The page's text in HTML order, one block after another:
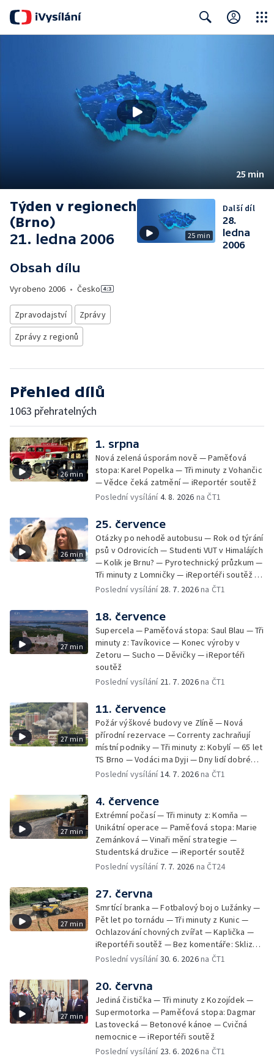
25 min
Týden v regionech
(Brno)
21. ledna 2006
Obsah dílu
Vyrobeno 2006 • Česko
Zpravodajství
Zprávy
Zprávy z regionů
25 min
Další díl
28.
ledna
2006
Přehled dílů
1063 přehratelných
26 min
1. srpna
Nová zelená úsporám nově — Paměťová
stopa: Karel Popelka — Tři minuty z Vohančic
— Vědce čeká zatmění — iReportér soutěž
Poslední vysílání4. 8. 2026 na ČT1
26 min
25. července
Otázky po nehodě autobusu — Rok od týrání
psů v Odrovicích — Studenti VUT v Himalájích
— Kolik je Brnu? — Pyrotechnický průzkum —
Tři minuty z Lomničky — iReportéři soutěž —
Bez komentáře: Kontroly na NOvých Mlýnech
Poslední vysílání 28. 7. 2026na ČT1
27 min
18. července
Supercela — Paměťová stopa: Saul Blau — Tři
minuty z: Tavíkovice — Konec výroby v
Zetoru — Sucho — Děvičky — iReportéři
soutěž
Poslední vysílání 21. 7. 2026na ČT1
27 min
11. července
Požár výškové budovy ve Zlíně — Nová
přírodní rezervace — Correnty zachraňují
místní podniky — Tři minuty z: Kobylí — 65 let
TS Brno — Vodáci ma Dyji — Dny lidí dobré
vůle — iReportéři soutěž
Poslední vysílání14. 7. 2026na ČT1
27 min
4. července
Extrémní počasí — Tři minuty z: Komňa —
Unikátní operace — Paměťová stopa: Marie
Zemánková — Vinaři mění strategie —
Studentská družice — iReportér soutěž
Poslední vysílání 7. 7. 2026 na ČT24
27 min
27. června
Smrtící branka — Fotbalový boj o Lužánky —
Pět let po tornádu — Tři minuty z Kunic —
Ochlazování chovných zvířat — Kaplička —
iReportéři soutěž — Bez komentáře: Sklizeň
obilí v Bulharech
Poslední vysílání30. 6. 2026na ČT1
27 min
20. června
Jediná čistička — Tři minuty z Kozojídek —
Supermotorka — Paměťová stopa: Dagmar
Lastovecká — Betonové kánoe — Cvičná
nemocnice — iReportéři soutěž
Poslední vysílání 23. 6. 2026na ČT1